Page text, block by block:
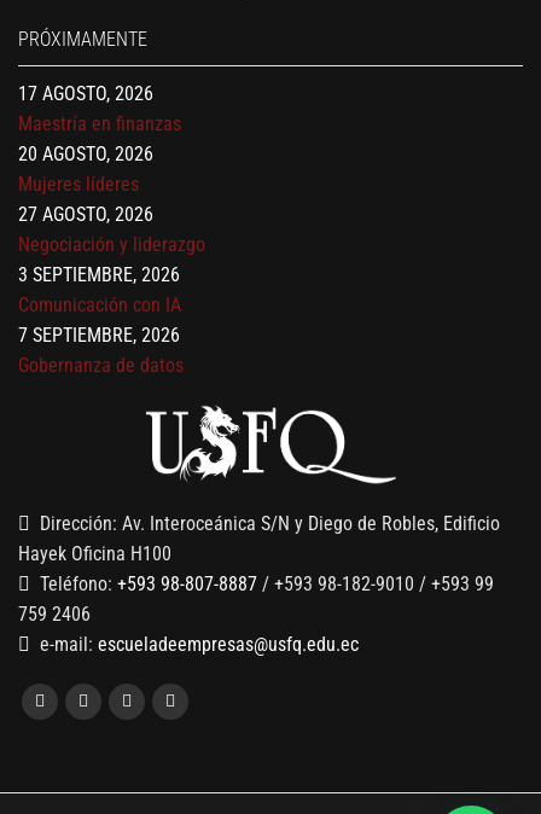
PRÓXIMAMENTE
Maestría en administración de empresas – MBA
17 AGOSTO, 2026
Maestría en finanzas
20 AGOSTO, 2026
Mujeres líderes
27 AGOSTO, 2026
Negociación y liderazgo
3 SEPTIEMBRE, 2026
Comunicación con IA
7 SEPTIEMBRE, 2026
Gobernanza de datos
13 AGOSTO, 2026
Dirección: Av. Interoceánica S/N y Diego de Robles, Edificio
Hayek Oficina H100
Teléfono: +593 98-807-8887 / +593 98-182-9010 / +593 99
759 2406
e-mail: escueladeempresas@usfq.edu.ec